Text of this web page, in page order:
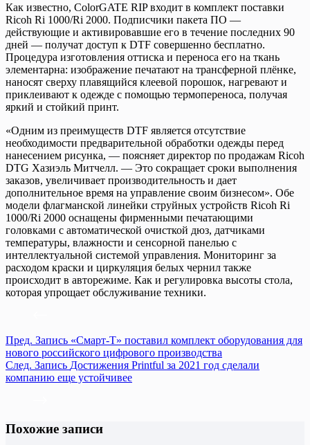
Как известно, ColorGATE RIP входит в комплект поставки
Ricoh Ri 1000/Ri 2000. Подписчики пакета ПО —
действующие и активировавшие его в течение последних 90
дней — получат доступ к DTF совершенно бесплатно.
Процедура изготовления оттиска и переноса его на ткань
элементарна: изображение печатают на трансферной плёнке,
наносят сверху плавящийся клеевой порошок, нагревают и
приклеивают к одежде с помощью термопереноса, получая
яркий и стойкий принт.
«Одним из преимуществ DTF является отсутствие
необходимости предварительной обработки одежды перед
нанесением рисунка, — поясняет директор по продажам Ricoh
DTG Хазиэль Митчелл. — Это сокращает сроки выполнения
заказов, увеличивает производительность и дает
дополнительное время на управление своим бизнесом». Обе
модели флагманской линейки струйных устройств Ricoh Ri
1000/Ri 2000 оснащены фирменными печатающими
головками с автоматической очисткой дюз, датчиками
температуры, влажности и сенсорной панелью с
интеллектуальной системой управления. Мониторинг за
расходом краски и циркуляция белых чернил также
происходит в авторежиме. Как и регулировка высоты стола,
которая упрощает обслуживание техники.
Пред. Запись «Смарт-Т» поставил комплект оборудования для
нового российского цифрового производства
След. Запись Достижения Printful за 2021 год сделали
компанию еще устойчивее
Похожие записи